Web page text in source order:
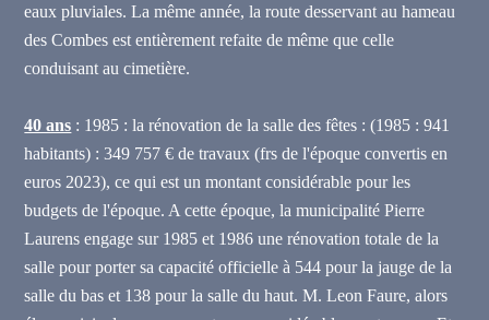
eaux pluviales. La même année, la route desservant au hameau
des Combes est entièrement refaite de même que celle
conduisant au cimetière.
40 ans : 1985 : la rénovation de la salle des fêtes : (1985 : 941
habitants) : 349 757 € de travaux (frs de l'époque convertis en
euros 2023), ce qui est un montant considérable pour les
budgets de l'époque. A cette époque, la municipalité Pierre
Laurens engage sur 1985 et 1986 une rénovation totale de la
salle pour porter sa capacité officielle à 544 pour la jauge de la
salle du bas et 138 pour la salle du haut. M. Leon Faure, alors